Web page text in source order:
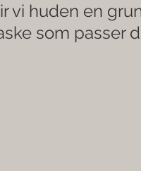
vi huden en
som passer